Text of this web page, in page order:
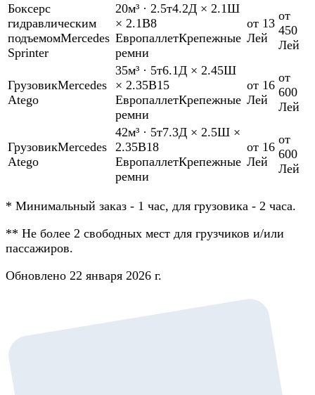
Боксерс
гидравлическим
подъемомMercedes
Sprinter
20м³ · 2.5т4.2Д × 2.1Ш
× 2.1В8
ЕвропаллетКрепежные
ремни
от 13
Лей
от
450
Лей
ГрузовикMercedes
Atego
35м³ · 5т6.1Д × 2.45Ш
× 2.35В15
ЕвропаллетКрепежные
ремни
от 16
Лей
от
600
Лей
ГрузовикMercedes
Atego
42м³ · 5т7.3Д × 2.5Ш ×
2.35В18
ЕвропаллетКрепежные
ремни
от 16
Лей
от
600
Лей
* Минимальный заказ - 1 час, для грузовика - 2 часа.
** Не более 2 свободных мест для грузчиков и/или
пассажиров.
Обновлено 22 января 2026 г.